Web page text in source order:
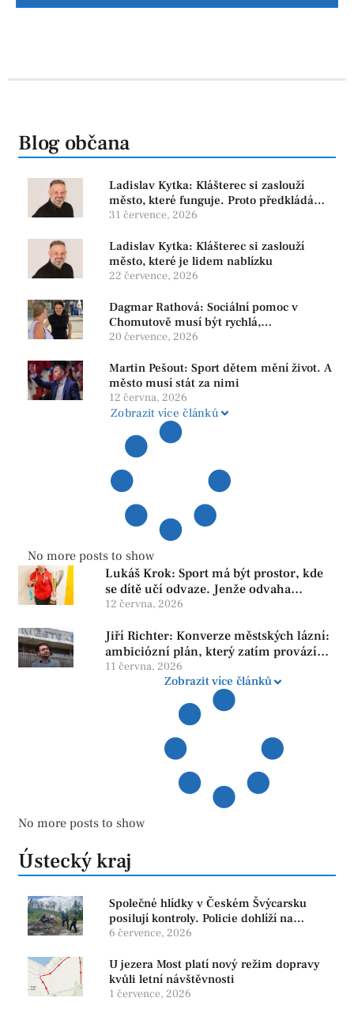
Blog občana
Ladislav Kytka: Klášterec si zaslouží
město, které funguje. Proto předkládáme
program, který řeší skutečné problémy
31 července, 2026
Ladislav Kytka: Klášterec si zaslouží
město, které je lidem nablízku
22 července, 2026
Dagmar Rathová: Sociální pomoc v
Chomutově musí být rychlá,
srozumitelná a férová. Ne udržovat lidi v
20 července, 2026
Martin Pešout: Sport dětem mění život. A
město musí stát za nimi
12 června, 2026
Zobrazit více článků
No more posts to show
Lukáš Krok: Sport má být prostor, kde
se dítě učí odvaze. Jenže odvaha
neroste tam, kde se bojí udělat chybu.
12 června, 2026
Jiří Richter: Konverze městských lázní:
ambiciózní plán, který zatím provází
více otazníků než jistot
11 června, 2026
Zobrazit více článků
No more posts to show
Ústecký kraj
Společné hlídky v Českém Švýcarsku
posilují kontroly. Policie dohlíží na
bezpečnost i ochranu přírody
6 července, 2026
U jezera Most platí nový režim dopravy
kvůli letní návštěvnosti
1 července, 2026